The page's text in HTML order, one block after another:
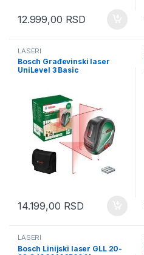
12.999,00 RSD
LASERI
Bosch Građevinski laser
UniLevel 3 Basic
14.199,00 RSD
LASERI
Bosch Linijski laser GLL 20-